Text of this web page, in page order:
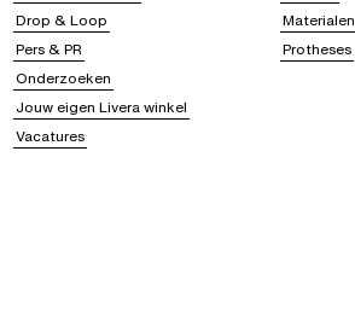
Drop & Loop
Pers & PR
Onderzoeken
Jouw eigen Livera winkel
Vacatures
Materialen
Protheses